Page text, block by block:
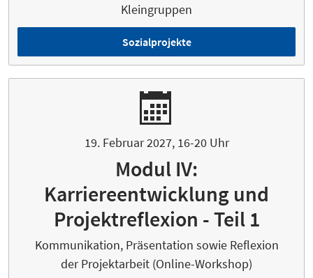
Kleingruppen
Sozialprojekte
19. Februar 2027, 16-20 Uhr
Modul IV:
Karriereentwicklung und
Projektreflexion - Teil 1
Kommunikation, Präsentation sowie Reflexion
der Projektarbeit (Online-Workshop)